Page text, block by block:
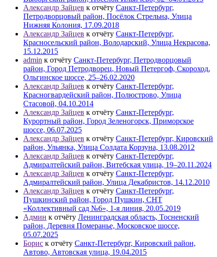
Александр Зайцев к отчёту Санкт-Петербург,
Петродворцовый район, Посёлок Стрельна, Улица
Нижняя Колония, 17.09.2018
Александр Зайцев к отчёту Санкт-Петербург,
Красносельский район, Володарский, Улица Некрасова,
15.12.2015
admin к отчёту Санкт-Петербург, Петродворцовый
район, Город Петродворец, Новый Петергоф, Скороход,
Ольгинское шоссе, 25–26.02.2020
Александр Зайцев к отчёту Санкт-Петербург,
Красногвардейский район, Полюстрово, Улица
Стасовой, 04.10.2014
Александр Зайцев к отчёту Санкт-Петербург,
Курортный район, Город Зеленогорск, Приморское
шоссе, 06.07.2025
Александр Зайцев к отчёту Санкт-Петербург, Кировский
район, Ульянка, Улица Солдата Корзуна, 13.08.2012
Александр Зайцев к отчёту Санкт-Петербург,
Адмиралтейский район, Витебская улица, 19–20.11.2024
Александр Зайцев к отчёту Санкт-Петербург,
Адмиралтейский район, Улица Декабристов, 14.12.2010
Александр Зайцев к отчёту Санкт-Петербург,
Пушкинский район, Город Пушкин, СНТ
«Коллективный сад №6», 1-я линия, 20.05.2019
Админ к отчёту Ленинградская область, Тосненский
район, Деревня Померанье, Московское шоссе,
05.07.2025
Борис к отчёту Санкт-Петербург, Кировский район,
Автово, Автовская улица, 19.04.2015